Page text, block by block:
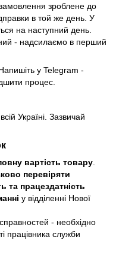
зроблене до
в той же день. У
на наступний день.
- надсилаємо в перший
у Telegram -
процес.
Україні. Зазвичай
вартість товару.
перевіряти
та працездатність
у відділенні Нової
- необхідно
працівника служби